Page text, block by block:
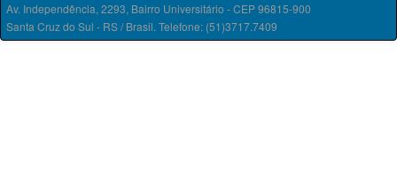
Av. Independência, 2293, Bairro Universitário - CEP 96815-900
Santa Cruz do Sul - RS / Brasil. Telefone: (51)3717.7409